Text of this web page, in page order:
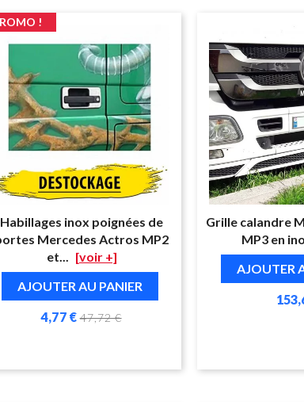
Habillages inox poignées de
Mercedes Actros MP2
et...
[voir +]
AJOUTER AU PANIER
4,77 € 47,72 €
!
Grille calandre
MP3 en
AJOUTER